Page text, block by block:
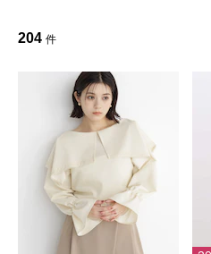
204 件